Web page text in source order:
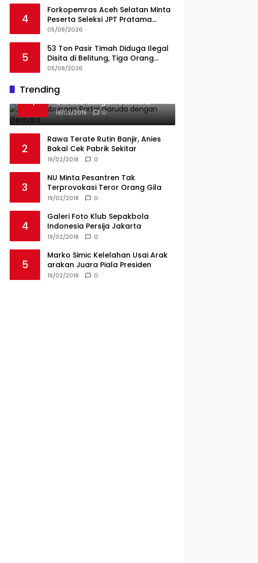
4
Forkopemras Aceh Selatan Minta
Peserta Seleksi JPT Pratama
Andalkan Kompetensi dan
05/08/2026
5
53 Ton Pasir Timah Diduga Ilegal
Disita di Belitung, Tiga Orang
Diamankan, Dua Masih Diburu
05/08/2026
Trending
1
Ini Dia Hubungan Partai
Garuda dengan Gerindra
19/02/2018 0
2
Rawa Terate Rutin Banjir, Anies
Bakal Cek Pabrik Sekitar
19/02/2018 0
3
NU Minta Pesantren Tak
Terprovokasi Teror Orang Gila
19/02/2018 0
4
Galeri Foto Klub Sepakbola
Indonesia Persija Jakarta
19/02/2018 0
5
Marko Simic Kelelahan Usai Arak
arakan Juara Piala Presiden
19/02/2018 0